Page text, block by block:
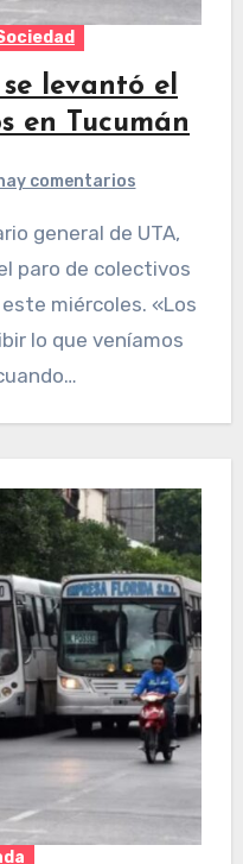
levantó el
en Tucumán
comentarios
paro de colectivos
miércoles. «Los
lo que veníamos